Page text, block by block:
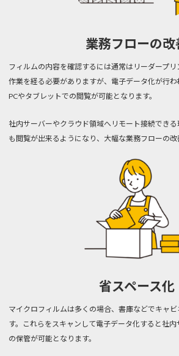
業務フローの改
フィルムの内容を確認するには通常はリーダープ
作業を経る必要がありますが、 電子データ化が行
PCやタブレットでの閲覧が可能となります。
社内サーバーやクラウド領域へリモート接続でき
も閲覧が出来るようになり、大幅な業務フローの改
省スペース化
マイクロフィルムは多くの場合、書庫などでキャ
す。これらをスキャンして電子データ化すると社
の保管が可能となります。